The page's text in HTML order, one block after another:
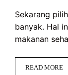
Sekarang
banyak. Hal
makanan
READ MORE